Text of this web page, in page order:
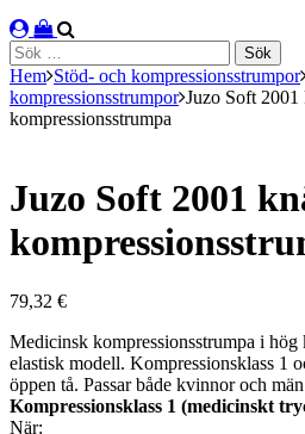
Sök
efter:
Hem Stöd- och kompressionsstrumpor
kompressionsstrumpor Juzo Soft 2001
kompressionsstrumpa
Juzo Soft 2001
79,32 €
Medicinsk kompressionsstrumpa i
elastisk modell. Kompressionsklass 1
öppen tå. Passar både kvinnor och
Kompressionsklass 1 (medicinskt
När: